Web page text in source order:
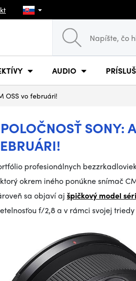
AUDIO
OSS vo februári!
profesionálnych
ktorý okrem iného ponúkne snímač
sa objaví aj špičkový model
f/2,8 a v rámci svojej